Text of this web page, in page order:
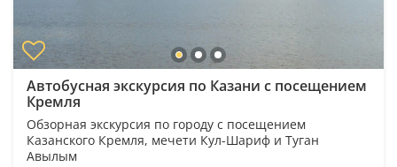
Автобусная экскурсия по Казани с посещением
Кремля
Обзорная экскурсия по городу с посещением
Казанского Кремля, мечети Кул-Шариф и Туган
Авылым